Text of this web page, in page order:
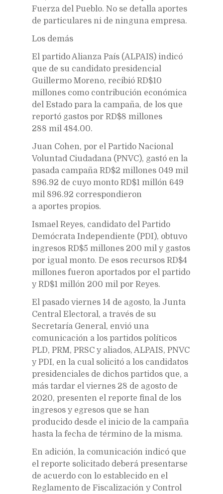
Fuerza del Pueblo. No se detalla aportes
de particulares ni de ninguna empresa.
Los demás
El partido Alianza País (ALPAIS) indicó
que de su candidato presidencial
Guillermo Moreno, recibió RD$10
millones como contribución económica
del Estado para la campaña, de los que
reportó gastos por RD$8 millones
288 mil 484.00.
Juan Cohen, por el Partido Nacional
Voluntad Ciudadana (PNVC), gastó en la
pasada campaña RD$2 millones 049 mil
896.92 de cuyo monto RD$1 millón 649
mil 896.92 correspondieron
a aportes propios.
Ismael Reyes, candidato del Partido
Demócrata Independiente (PDI), obtuvo
ingresos RD$5 millones 200 mil y gastos
por igual monto. De esos recursos RD$4
millones fueron aportados por el partido
y RD$1 millón 200 mil por Reyes.
El pasado viernes 14 de agosto, la Junta
Central Electoral, a través de su
Secretaría General, envió una
comunicación a los partidos políticos
PLD, PRM, PRSC y aliados, ALPAIS, PNVC
y PDI, en la cual solicitó a los candidatos
presidenciales de dichos partidos que, a
más tardar el viernes 28 de agosto de
2020, presenten el reporte final de los
ingresos y egresos que se han
producido desde el inicio de la campaña
hasta la fecha de término de la misma.
En adición, la comunicación indicó que
el reporte solicitado deberá presentarse
de acuerdo con lo establecido en el
Reglamento de Fiscalización y Control